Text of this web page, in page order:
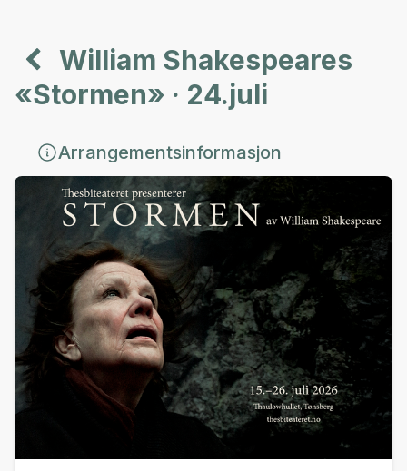
William Shakespeares
«Stormen» · 24.juli
Arrangementsinformasjon